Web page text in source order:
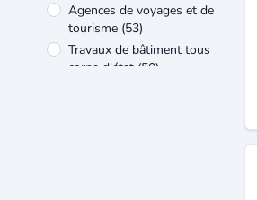
Agences de voyages et de
tourisme (53)
Travaux de bâtiment tous
corps d'état (50)